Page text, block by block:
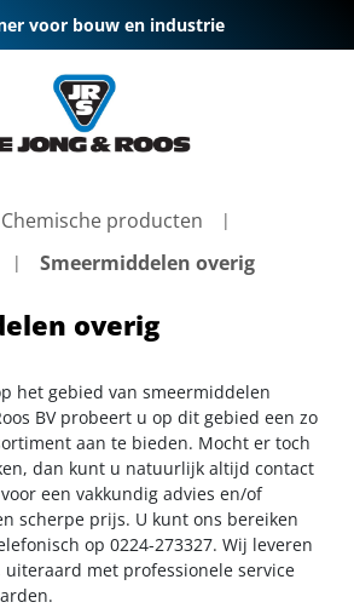
voor bouw en industrie
Chemische producten
Smeermiddelen overig
overig
het gebied van smeermiddelen
BV probeert u op dit gebied een zo
aan te bieden. Mocht er toch
dan kunt u natuurlijk altijd contact
een vakkundig advies en/of
scherpe prijs. U kunt ons bereiken
op 0224-273327. Wij leveren
met professionele service